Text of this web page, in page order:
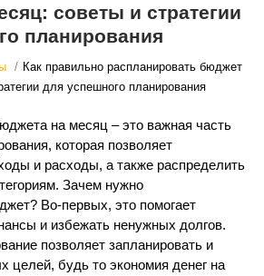
советы и стратегии
планирования
/ Как правильно распланировать бюджет
для успешного планирования
на месяц – это важная часть
которая позволяет
и расходы, а также распределить
Зачем нужно
Во-первых, это помогает
и избежать ненужных долгов.
позволяет запланировать и
целей, будь то экономия денег на